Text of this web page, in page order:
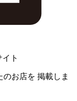
ト
のお店を 掲載しま